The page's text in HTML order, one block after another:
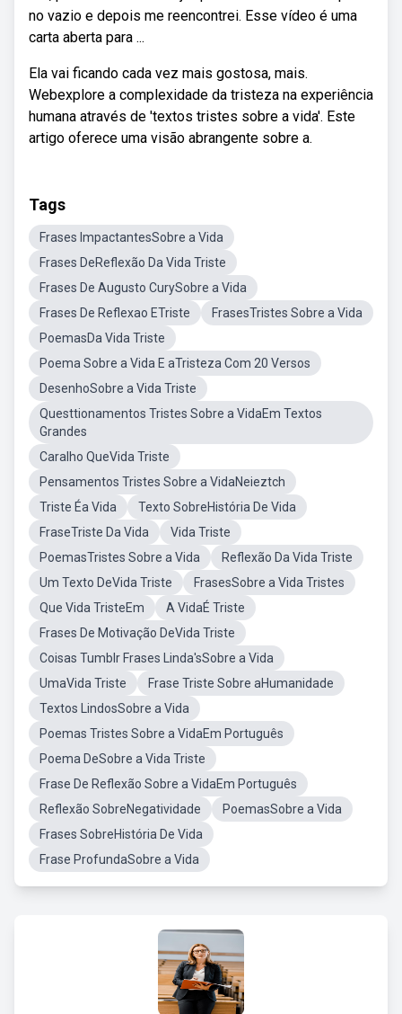
no vazio e depois me reencontrei. Esse vídeo é uma
carta aberta para ...
Ela vai ficando cada vez mais gostosa, mais.
Webexplore a complexidade da tristeza na experiência
humana através de 'textos tristes sobre a vida'. Este
artigo oferece uma visão abrangente sobre a.
Tags
Frases ImpactantesSobre a Vida
Frases DeReflexão Da Vida Triste
Frases De Augusto CurySobre a Vida
Frases De Reflexao ETriste
FrasesTristes Sobre a Vida
PoemasDa Vida Triste
Poema Sobre a Vida E aTristeza Com 20 Versos
DesenhoSobre a Vida Triste
Questtionamentos Tristes Sobre a VidaEm Textos
Grandes
Caralho QueVida Triste
Pensamentos Tristes Sobre a VidaNeieztch
Triste Éa Vida
Texto SobreHistória De Vida
FraseTriste Da Vida
Vida Triste
PoemasTristes Sobre a Vida
Reflexão Da Vida Triste
Um Texto DeVida Triste
FrasesSobre a Vida Tristes
Que Vida TristeEm
A VidaÉ Triste
Frases De Motivação DeVida Triste
Coisas Tumblr Frases Linda'sSobre a Vida
UmaVida Triste
Frase Triste Sobre aHumanidade
Textos LindosSobre a Vida
Poemas Tristes Sobre a VidaEm Português
Poema DeSobre a Vida Triste
Frase De Reflexão Sobre a VidaEm Português
Reflexão SobreNegatividade
PoemasSobre a Vida
Frases SobreHistória De Vida
Frase ProfundaSobre a Vida